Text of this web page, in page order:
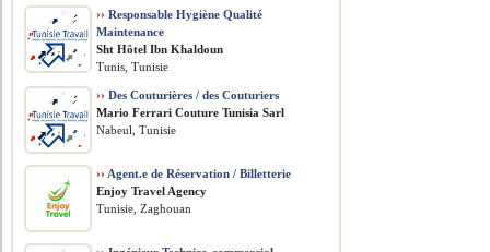
›› Responsable Hygiène Qualité
Maintenance
Sht Hôtel Ibn Khaldoun
Tunis, Tunisie
›› Des Couturières / des Couturiers
Mario Ferrari Couture Tunisia Sarl
Nabeul, Tunisie
›› Agent.e de Réservation / Billetterie
Enjoy Travel Agency
Tunisie, Zaghouan